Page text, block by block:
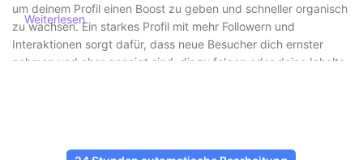
um deinem Profil einen Boost zu geben und schneller organisch
zu wachsen. Ein starkes Profil mit mehr Followern und
Interaktionen sorgt dafür, dass neue Besucher dich ernster
nehmen und eher geneigt sind, dir zu folgen oder deine Inhalte
Bei SocialKings steht Sicherheit immer an erster Stelle. Du
Weiterlesen